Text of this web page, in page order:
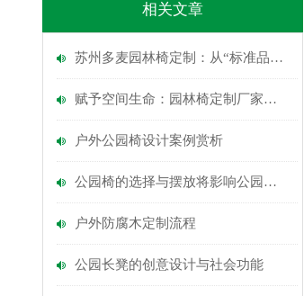
相关文章
苏州多麦园林椅定制：从“标准品”到“场景化”的制造逻辑
赋予空间生命：园林椅定制厂家的魔力
户外公园椅设计案例赏析
公园椅的选择与摆放将影响公园的舒适度和使用体验
户外防腐木定制流程
公园长凳的创意设计与社会功能